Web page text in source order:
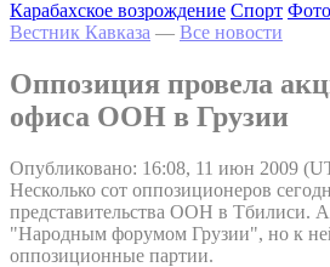
Карабахское возрождение Спорт Фото
Вестник Кавказа — Все новости
Оппозиция провела
офиса ООН в Грузии
Опубликовано: 16:08, 11 июн 2009
Несколько сот оппозиционеров
представительства ООН в Тбилиси.
"Народным форумом Грузии", но к
оппозиционные партии.